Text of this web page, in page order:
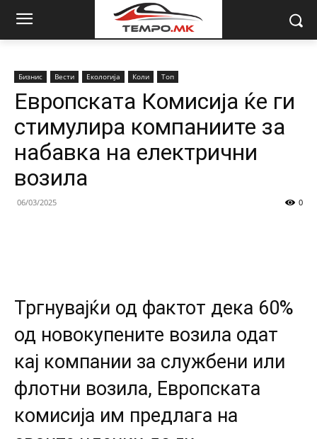
Бизнис Вести Екологија Коли Топ
Eвропската Комисија ќе ги
стимулира компаниите за
набавка на електрични
возила
06/03/2025 0
Тргнувајќи од фактот дека 60%
од новокупените возила одат
кај компании за службени или
флотни возила, Европската
комисија им предлага на